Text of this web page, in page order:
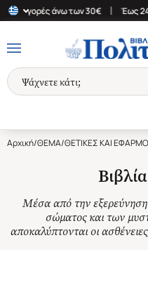
αγορές άνω των 30€ | Έως 24
Αρχική/ΘΕΜΑ/ΘΕΤΙΚΕΣ ΚΑΙ
Μέσα από την
σώματος και των
αποκαλύπτονται οι